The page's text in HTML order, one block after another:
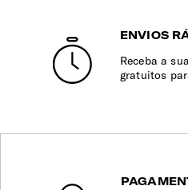
ENVIOS
Receba a
gratuitos